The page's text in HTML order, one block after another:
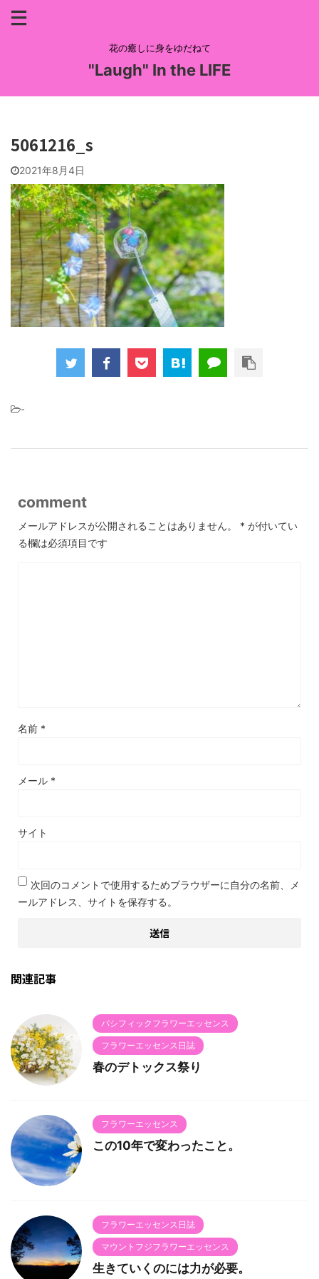
花の癒しに身をゆだねて
"Laugh" In the LIFE
5061216_s
2021年8月4日
-
comment
メールアドレスが公開されることはありません。 * が付いてい
る欄は必須項目です
名前 *
メール *
サイト
次回のコメントで使用するためブラウザーに自分の名前、メ
ールアドレス、サイトを保存する。
関連記事
パシフィックフラワーエッセンス
フラワーエッセンス日誌
春のデトックス祭り
フラワーエッセンス
この10年で変わったこと。
フラワーエッセンス日誌
マウントフジフラワーエッセンス
生きていくのには力が必要。